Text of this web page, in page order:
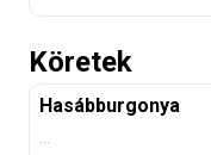
Köretek
Hasábburgonya
...